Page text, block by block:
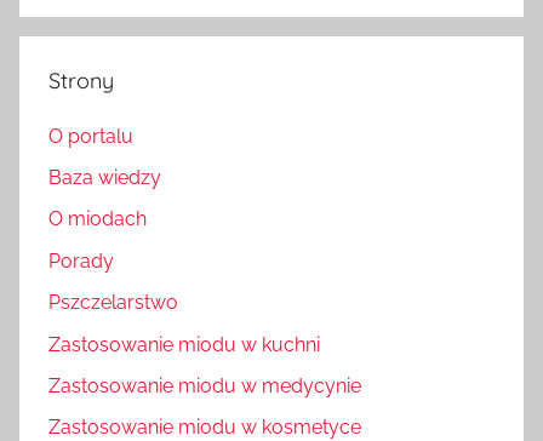
Strony
O portalu
Baza wiedzy
O miodach
Porady
Pszczelarstwo
Zastosowanie miodu w kuchni
Zastosowanie miodu w medycynie
Zastosowanie miodu w kosmetyce